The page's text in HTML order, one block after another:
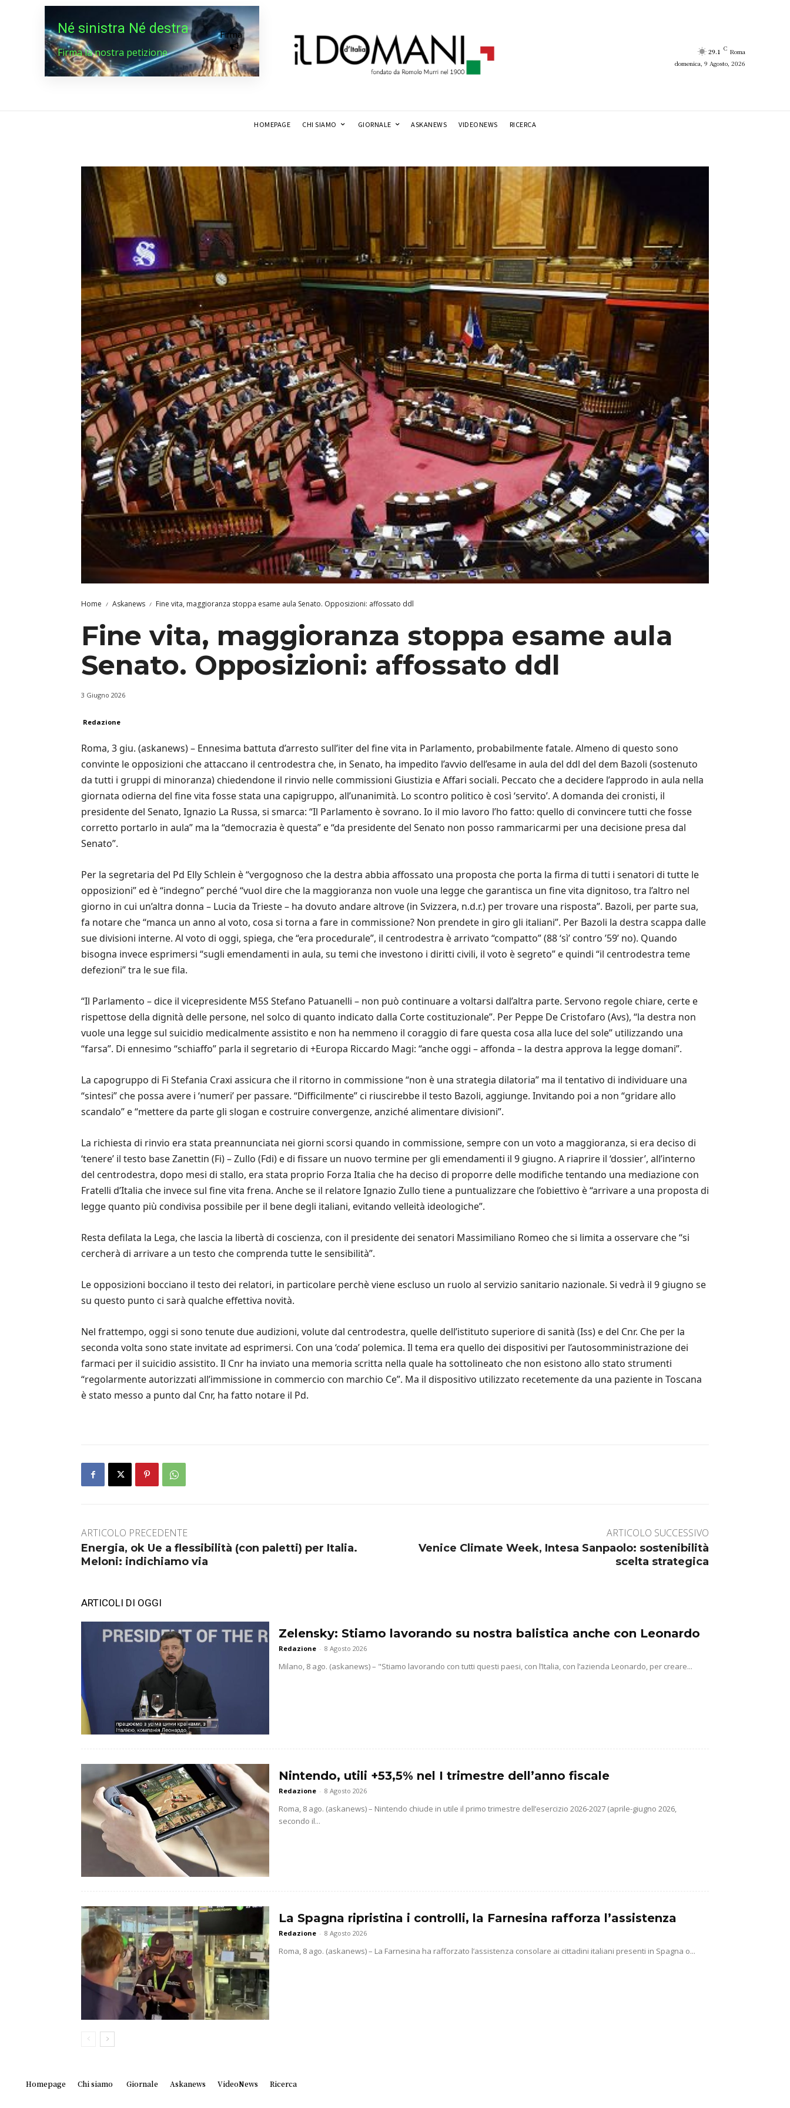
Né sinistra Né destra
Firma la nostra petizione
Firma
29.1 C Roma
domenica, 9 Agosto, 2026
HOMEPAGE CHI SIAMO GIORNALE ASKANEWS VIDEONEWS RICERCA
Home Askanews Fine vita, maggioranza stoppa esame aula Senato. Opposizioni: affossato ddl
Fine vita, maggioranza stoppa esame aula
Senato. Opposizioni: affossato ddl
3 Giugno 2026
Redazione
Roma, 3 giu. (askanews) – Ennesima battuta d’arresto sull’iter del fine vita in Parlamento, probabilmente fatale. Almeno di questo sono
convinte le opposizioni che attaccano il centrodestra che, in Senato, ha impedito l’avvio dell’esame in aula del ddl del dem Bazoli (sostenuto
da tutti i gruppi di minoranza) chiedendone il rinvio nelle commissioni Giustizia e Affari sociali. Peccato che a decidere l’approdo in aula nella
giornata odierna del fine vita fosse stata una capigruppo, all’unanimità. Lo scontro politico è così ‘servito’. A domanda dei cronisti, il
presidente del Senato, Ignazio La Russa, si smarca: “Il Parlamento è sovrano. Io il mio lavoro l’ho fatto: quello di convincere tutti che fosse
corretto portarlo in aula” ma la “democrazia è questa” e “da presidente del Senato non posso rammaricarmi per una decisione presa dal
Senato”.
Per la segretaria del Pd Elly Schlein è “vergognoso che la destra abbia affossato una proposta che porta la firma di tutti i senatori di tutte le
opposizioni” ed è “indegno” perché “vuol dire che la maggioranza non vuole una legge che garantisca un fine vita dignitoso, tra l’altro nel
giorno in cui un’altra donna – Lucia da Trieste – ha dovuto andare altrove (in Svizzera, n.d.r.) per trovare una risposta”. Bazoli, per parte sua,
fa notare che “manca un anno al voto, cosa si torna a fare in commissione? Non prendete in giro gli italiani”. Per Bazoli la destra scappa dalle
sue divisioni interne. Al voto di oggi, spiega, che “era procedurale”, il centrodestra è arrivato “compatto” (88 ‘sì’ contro ’59’ no). Quando
bisogna invece esprimersi “sugli emendamenti in aula, su temi che investono i diritti civili, il voto è segreto” e quindi “il centrodestra teme
defezioni” tra le sue fila.
“Il Parlamento – dice il vicepresidente M5S Stefano Patuanelli – non può continuare a voltarsi dall’altra parte. Servono regole chiare, certe e
rispettose della dignità delle persone, nel solco di quanto indicato dalla Corte costituzionale”. Per Peppe De Cristofaro (Avs), “la destra non
vuole una legge sul suicidio medicalmente assistito e non ha nemmeno il coraggio di fare questa cosa alla luce del sole” utilizzando una
“farsa”. Di ennesimo “schiaffo” parla il segretario di +Europa Riccardo Magi: “anche oggi – affonda – la destra approva la legge domani”.
La capogruppo di Fi Stefania Craxi assicura che il ritorno in commissione “non è una strategia dilatoria” ma il tentativo di individuare una
“sintesi” che possa avere i ‘numeri’ per passare. “Difficilmente” ci riuscirebbe il testo Bazoli, aggiunge. Invitando poi a non “gridare allo
scandalo” e “mettere da parte gli slogan e costruire convergenze, anziché alimentare divisioni”.
La richiesta di rinvio era stata preannunciata nei giorni scorsi quando in commissione, sempre con un voto a maggioranza, si era deciso di
‘tenere’ il testo base Zanettin (Fi) – Zullo (Fdi) e di fissare un nuovo termine per gli emendamenti il 9 giugno. A riaprire il ‘dossier’, all’interno
del centrodestra, dopo mesi di stallo, era stata proprio Forza Italia che ha deciso di proporre delle modifiche tentando una mediazione con
Fratelli d’Italia che invece sul fine vita frena. Anche se il relatore Ignazio Zullo tiene a puntualizzare che l’obiettivo è “arrivare a una proposta di
legge quanto più condivisa possibile per il bene degli italiani, evitando velleità ideologiche”.
Resta defilata la Lega, che lascia la libertà di coscienza, con il presidente dei senatori Massimiliano Romeo che si limita a osservare che “si
cercherà di arrivare a un testo che comprenda tutte le sensibilità”.
Le opposizioni bocciano il testo dei relatori, in particolare perchè viene escluso un ruolo al servizio sanitario nazionale. Si vedrà il 9 giugno se
su questo punto ci sarà qualche effettiva novità.
Nel frattempo, oggi si sono tenute due audizioni, volute dal centrodestra, quelle dell’istituto superiore di sanità (Iss) e del Cnr. Che per la
seconda volta sono state invitate ad esprimersi. Con una ‘coda’ polemica. Il tema era quello dei dispositivi per l’autosomministrazione dei
farmaci per il suicidio assistito. Il Cnr ha inviato una memoria scritta nella quale ha sottolineato che non esistono allo stato strumenti
“regolarmente autorizzati all’immissione in commercio con marchio Ce”. Ma il dispositivo utilizzato recetemente da una paziente in Toscana
è stato messo a punto dal Cnr, ha fatto notare il Pd.
ARTICOLO PRECEDENTE
Energia, ok Ue a flessibilità (con paletti) per Italia.
Meloni: indichiamo via
ARTICOLO SUCCESSIVO
Venice Climate Week, Intesa Sanpaolo: sostenibilità
scelta strategica
ARTICOLI DI OGGI
Zelensky: Stiamo lavorando su nostra balistica anche con Leonardo
Redazione - 8 Agosto 2026
Milano, 8 ago. (askanews) – "Stiamo lavorando con tutti questi paesi, con l’Italia, con l’azienda Leonardo, per creare...
Nintendo, utili +53,5% nel I trimestre dell’anno fiscale
Redazione - 8 Agosto 2026
Roma, 8 ago. (askanews) – Nintendo chiude in utile il primo trimestre dell’esercizio 2026-2027 (aprile-giugno 2026,
secondo il...
La Spagna ripristina i controlli, la Farnesina rafforza l’assistenza
Redazione - 8 Agosto 2026
Roma, 8 ago. (askanews) – La Farnesina ha rafforzato l’assistenza consolare ai cittadini italiani presenti in Spagna o...
Homepage Chi siamo Giornale Askanews VideoNews Ricerca